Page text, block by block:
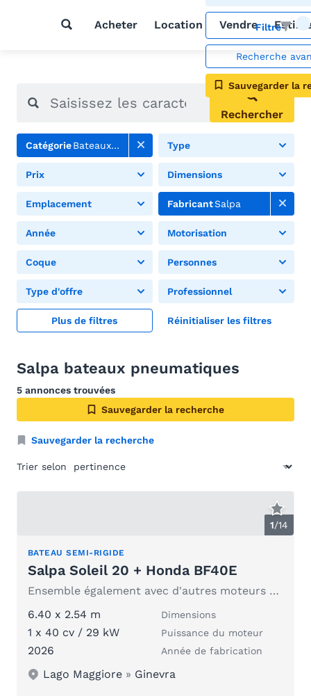
Acheter Location VendreFiltre
Recherche
Sauvegarder la
Rechercher
CatégorieBateaux pneumatiques
Type
Prix Dimensions
Emplacement FabricantSalpa
Année Motorisation
Coque Personnes
Type d'offre Professionnel
Plus de filtres Réinitialiser les filtres
Salpa bateaux pneumatiques
5 annonces trouvées
Sauvegarder la recherche
Sauvegarder la recherche
Trier selon
1/14
BATEAU SEMI-RIGIDE
Salpa Soleil 20 + Honda BF40E
Ensemble également avec d'autres moteurs Honda
6.40 x 2.54 m
Dimensions
1 x 40 cv / 29 kW Puissance du moteur
2026 Année de fabrication
Lago Maggiore » Ginevra